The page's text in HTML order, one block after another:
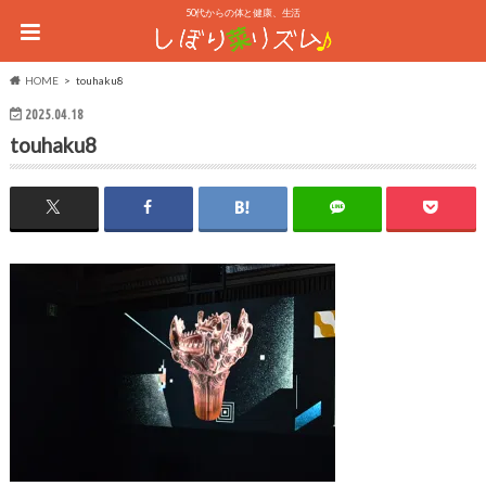
50代からの体と健康、生活
HOME touhaku8
2025.04.18
touhaku8